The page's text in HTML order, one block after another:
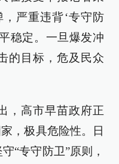
严重违背‘专守防
稳定。一旦爆发冲
的目标，危及民众
，高市早苗政府正
，极具危险性。日
“专守防卫”原则，